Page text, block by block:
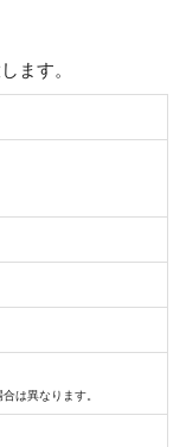
ます。
は異なります。